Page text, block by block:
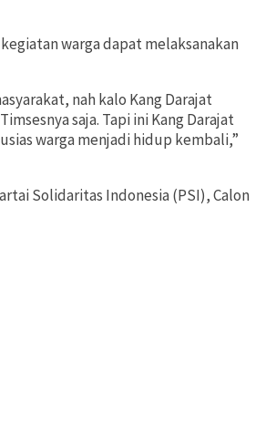
warga dapat melaksanakan
nah kalo Kang Darajat
saja. Tapi ini Kang Darajat
warga menjadi hidup kembali,”
Solidaritas Indonesia (PSI), Calon